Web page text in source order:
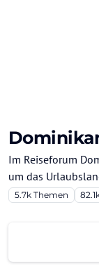
Im Reiseforum
um das
5.7k Themen